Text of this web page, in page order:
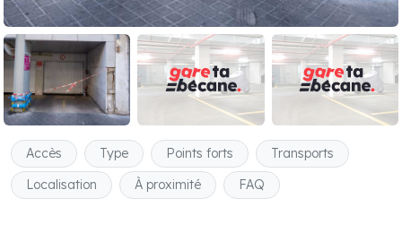
Accès Type Points forts
Transports
Localisation
À proximité FAQ